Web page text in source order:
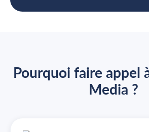
Pourquoi faire appel
Media ?